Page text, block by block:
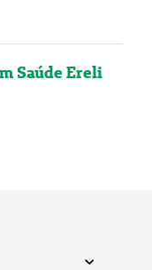
Saúde Ereli